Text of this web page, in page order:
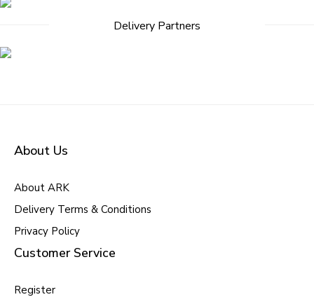
Delivery Partners
About Us
About ARK
Delivery Terms & Conditions
Privacy Policy
Customer Service
Register